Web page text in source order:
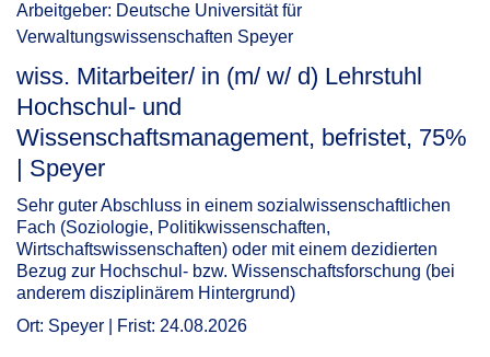
Arbeitgeber: Deutsche Universität für
Verwaltungswissenschaften Speyer
wiss. Mitarbeiter/ in (m/ w/ d) Lehrstuhl
Hochschul- und
Wissenschaftsmanagement, befristet, 75%
| Speyer​‌‌‌‌​‌​‌‌‌‌​‌‌​‌‌‌
Sehr guter Abschluss in einem sozialwissenschaftlichen
Fach (Soziologie, Politikwissenschaften,
Wirtschaftswissenschaften) oder mit einem dezidierten
Bezug zur Hochschul- bzw. Wissenschaftsforschung (bei
anderem disziplinärem Hintergrund)
Ort: Speyer | Frist: 24.08.2026